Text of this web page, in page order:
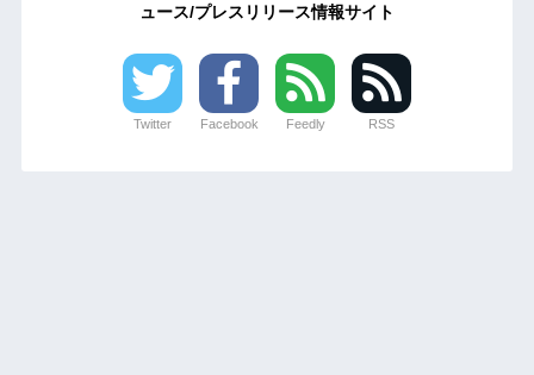
ュース/プレスリリース情報サイト
Twitter Facebook Feedly RSS